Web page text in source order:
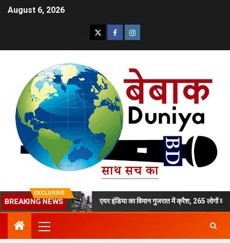
August 6, 2026
EXCLUSIVE
BREAKING NEWS
बेटी का मर्डर एयर इंडिया का विमान गुजरात में क्रैश, 265 लोगों की मौत